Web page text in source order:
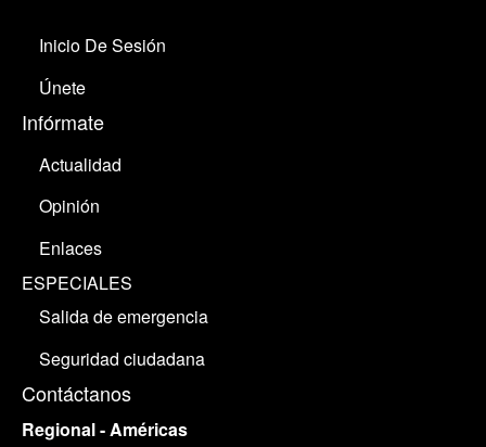
Inicio De Sesión
Únete
Infórmate
Actualidad
Opinión
Enlaces
ESPECIALES
Salida de emergencia
Seguridad ciudadana
Contáctanos
Regional - Américas